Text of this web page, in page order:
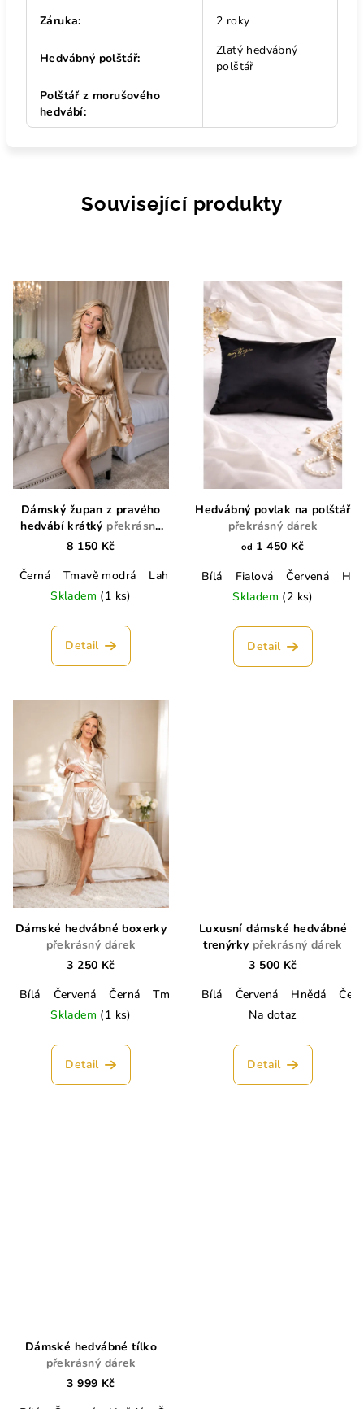
Záruka: 2 roky
Hedvábný polštář:
Zlatý hedvábný
polštář
Polštář z morušového
hedvábí:
Související produkty
Dámský župan z pravého
hedvábí krátký překrásný
dárek
8 150 Kč
Černá
Tmavě modrá Lahvově zelená Champagne
Skladem (1 ks)
Detail
Hedvábný povlak na polštář
překrásný dárek
od 1 450 Kč
Bílá
Fialová Červená
Skladem (2 ks)
Detail
Dámské hedvábné boxerky
překrásný dárek
3 250 Kč
Bílá
Červená Černá Tmavě modrá Lahvově zelená
Skladem (1 ks)
Detail
Luxusní dámské hedvábné
trenýrky překrásný dárek
3 500 Kč
Bílá
Červená Hnědá
Na dotaz
Detail
Dámské hedvábné tílko
překrásný dárek
3 999 Kč